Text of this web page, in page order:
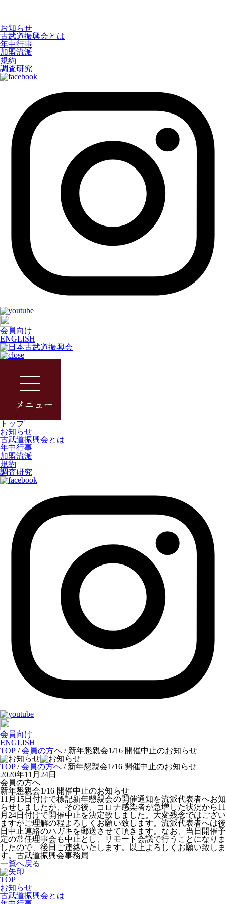
お知らせ
古武道振興会とは
年中行事
加盟流派
規約
調査研究
会員向け
ENGLISH
トップ
お知らせ
古武道振興会とは
年中行事
加盟流派
規約
調査研究
会員向け
ENGLISH
TOP /会員の方へ / 新年懇親会1/16 開催中止のお知らせ
TOP/会員の方へ / 新年懇親会1/16 開催中止のお知らせ
2020年11月24日
会員の方へ
新年懇親会1/16 開催中止のお知らせ
11月15日付けで標記新年懇親会の開催通知を流派代表者へお知
らせしましたが、その後、コロナ感染者が急増した状況から11
月24日付けで開催中止を決定致しました。大変残念ではござい
ますがご理解の程よろしくお願い致します。流派代表者へは後
日中止連絡のハガキを郵送させて頂きます。なお、当日開催予
定の常任理事会も中止とし、リモート会議で行うことになりま
したので、後日ご連絡いたします。以上よろしくお願い致しま
す。古武道振興会事務局
一覧へ戻る
TOP
お知らせ
古武道振興会とは